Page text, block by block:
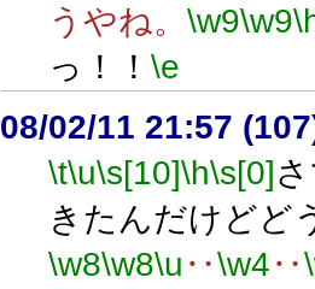
うやね。 \w9\w9
っ！！ \e
08/02/11 21:57
\t\u\s[10]\h\s[0]
きたんだけどど
\w8\w8\u ‥\w4‥